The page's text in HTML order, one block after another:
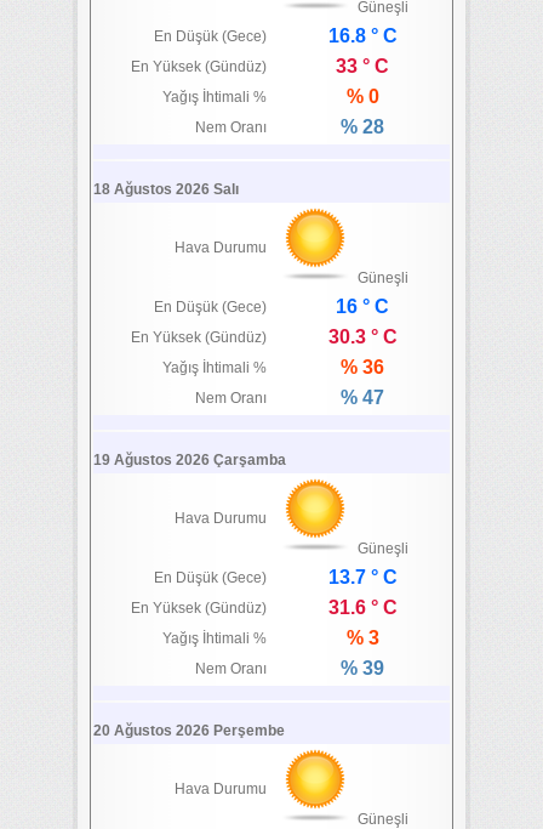
Güneşli
En Düşük (Gece)
16.8 ° C
En Yüksek (Gündüz) 33 ° C
Yağış İhtimali % % 0
Nem Oranı % 28
18 Ağustos 2026 Salı
Hava Durumu
Güneşli
En Düşük (Gece)
16 ° C
En Yüksek (Gündüz) 30.3 ° C
Yağış İhtimali % % 36
Nem Oranı % 47
19 Ağustos 2026 Çarşamba
Hava Durumu
Güneşli
En Düşük (Gece)
13.7 ° C
En Yüksek (Gündüz) 31.6 ° C
Yağış İhtimali % % 3
Nem Oranı % 39
20 Ağustos 2026 Perşembe
Hava Durumu
Güneşli